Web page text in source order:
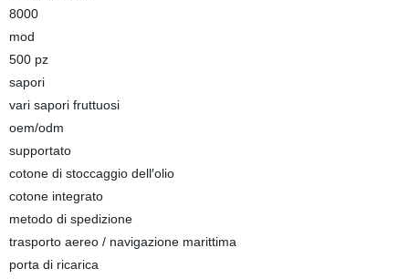
8000
mod
500 pz
sapori
vari sapori fruttuosi
oem/odm
supportato
cotone di stoccaggio dell′olio
cotone integrato
metodo di spedizione
trasporto aereo / navigazione marittima
porta di ricarica